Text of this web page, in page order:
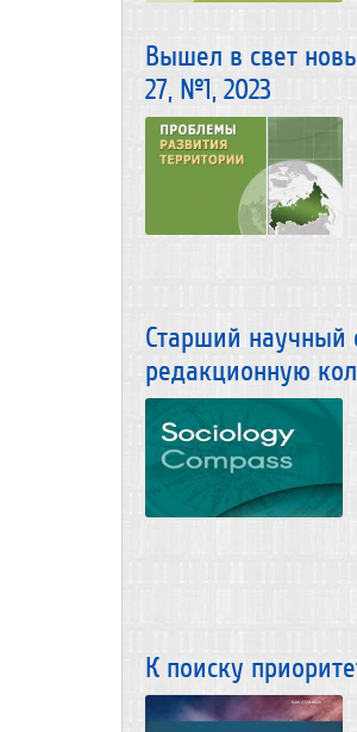
Вышел в свет
27, №1, 2023
Старший научный
редакционную
К поиску